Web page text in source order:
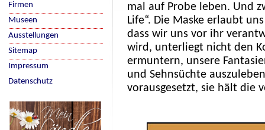
mal auf Probe leben. Und
Life“. Die Maske erlaubt
dass wir uns vor ihr
wird, unterliegt nicht den
ermuntern, unsere
und Sehnsüchte
vorausgesetzt, sie hält die
Firmen
Museen
Ausstellungen
Sitemap
Impressum
Datenschutz